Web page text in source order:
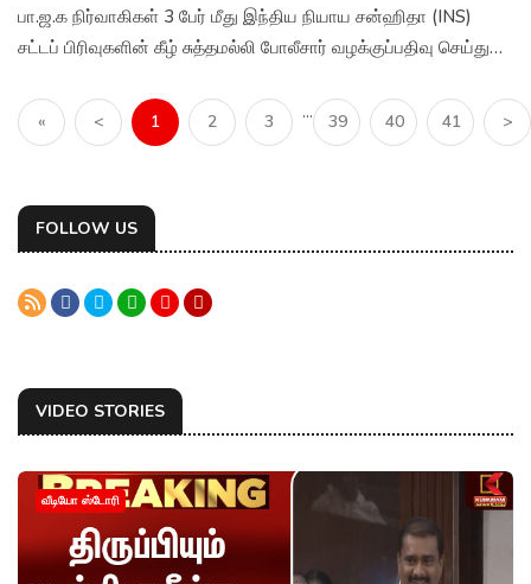
பா.ஜ.க நிர்வாகிகள் 3 பேர் மீது இந்திய நியாய சன்ஹிதா (INS)
சட்டப் பிரிவுகளின் கீழ் சுத்தமல்லி போலீசார் வழக்குப்பதிவு செய்து
« < 1 2 3 ... 39 40 41 >
FOLLOW US
VIDEO STORIES
வீடியோ ஸ்டோரி